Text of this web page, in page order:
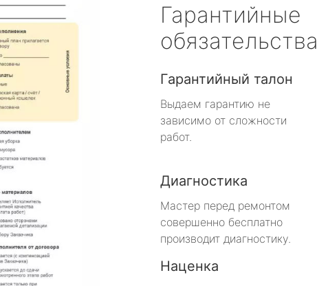
Гарантийные
обязательства
Гарантийный талон
Выдаем гарантию не
зависимо от сложности
работ.
Диагностика
Мастер перед ремонтом
совершенно бесплатно
производит диагностику.
Наценка